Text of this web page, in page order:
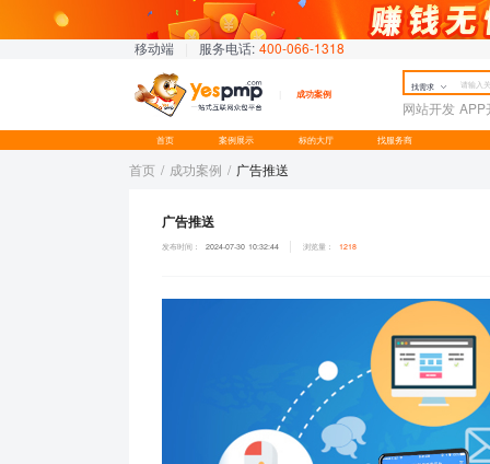
移动端 服务电话:400-066-1318
成功案例
找需求
网站开发 APP
首页 案例展示 标的大厅 找服务商
首页 / 成功案例 / 广告推送
广告推送
发布时间： 2024-07-30 10:32:44 浏览量： 1218